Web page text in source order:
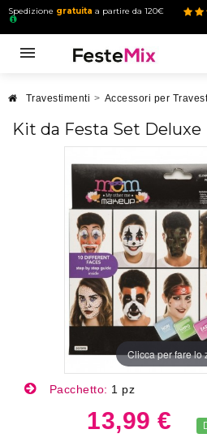
Spedizione gratuita a partire da 120€
Travestimenti > Accessori per
Kit da Festa Set Deluxe
Clicca per fare lo
Pacchetto: 1 pz
13,99 €